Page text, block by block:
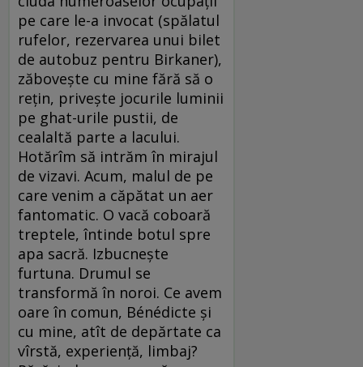
pe care le-a invocat (spălatul
rufelor, rezervarea unui bilet
de autobuz pentru Birkaner),
zăboveşte cu mine fără să o
reţin, priveşte jocurile luminii
pe ghat-urile pustii, de
cealaltă parte a lacului.
Hotărîm să intrăm în mirajul
de vizavi. Acum, malul de pe
care venim a căpătat un aer
fantomatic. O vacă coboară
treptele, întinde botul spre
apa sacră. Izbucneşte
furtuna. Drumul se
transformă în noroi. Ce avem
oare în comun, Bénédicte şi
cu mine, atît de depărtate ca
vîrstă, experienţă, limbaj?